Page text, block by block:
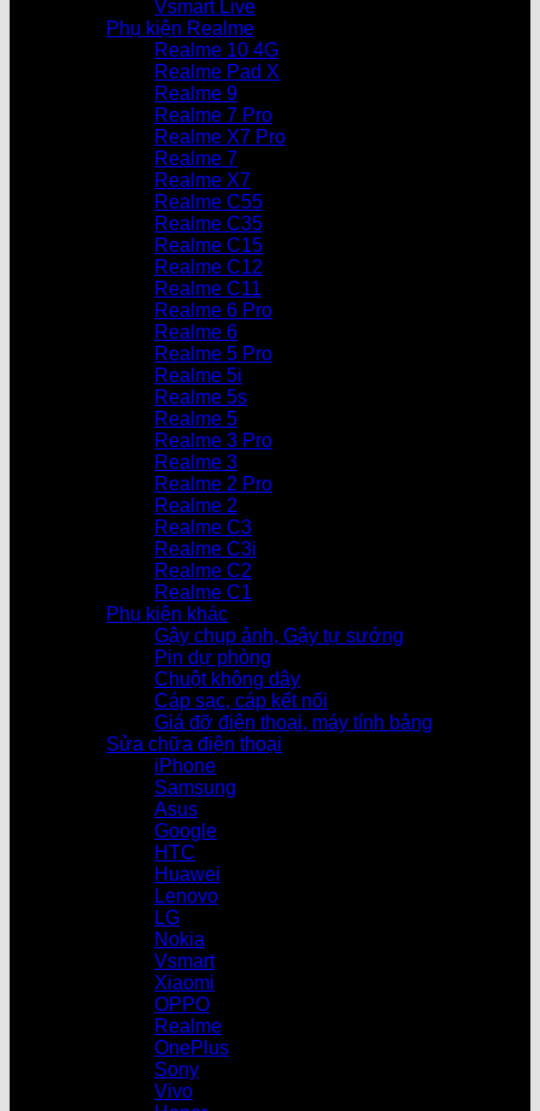
Vsmart Live
Phụ kiện Realme
Realme 10 4G
Realme Pad X
Realme 9
Realme 7 Pro
Realme X7 Pro
Realme 7
Realme X7
Realme C55
Realme C35
Realme C15
Realme C12
Realme C11
Realme 6 Pro
Realme 6
Realme 5 Pro
Realme 5i
Realme 5s
Realme 5
Realme 3 Pro
Realme 3
Realme 2 Pro
Realme 2
Realme C3
Realme C3i
Realme C2
Realme C1
Phụ kiện khác
Gậy chụp ảnh, Gậy tự sướng
Pin dự phòng
Chuột không dây
Cáp sạc, cáp kết nối
Giá đỡ điện thoại, máy tính bảng
Sửa chữa điện thoại
iPhone
Samsung
Asus
Google
HTC
Huawei
Lenovo
LG
Nokia
Vsmart
Xiaomi
OPPO
Realme
OnePlus
Sony
Vivo